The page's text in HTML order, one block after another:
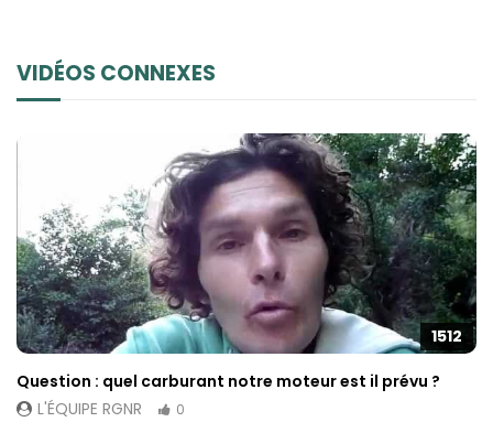
VIDÉOS CONNEXES
1512
Question : quel carburant notre moteur est il prévu ?
L'ÉQUIPE RGNR
0